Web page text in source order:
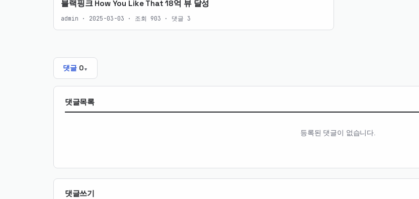
블랙핑크 How You Like That 18억 뷰 달성
admin · 2025-03-03 · 조회 903 · 댓글 3
댓글 0
댓글목록
등록된 댓글이 없습니다.
댓글쓰기